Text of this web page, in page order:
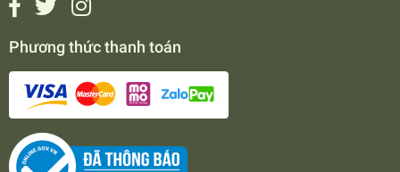
Phương thức thanh toán